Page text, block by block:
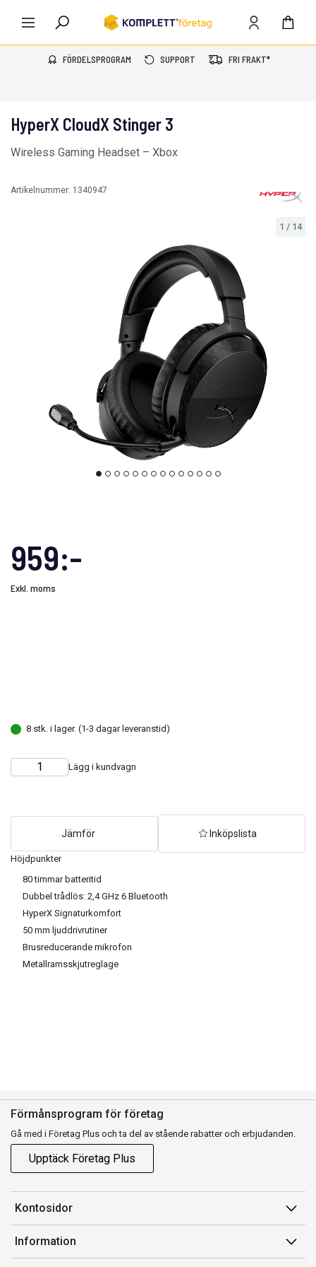
FÖRDELSPROGRAM SUPPORT FRI FRAKT*
1 / 14
Höjdpunkter
80 timmar batteritid
Dubbel trådlös: 2,4 GHz 6 Bluetooth
HyperX Signaturkomfort
50 mm ljuddrivrutiner
Brusreducerande mikrofon
Metallramsskjutreglage
HyperX CloudX Stinger 3
Wireless Gaming Headset – Xbox
Artikelnummer: 1340947
959:-
Exkl. moms
8 stk. i lager. (1-3 dagar leveranstid)
Choose
Quantity Lägg i kundvagn
Jämför Inköpslista
Förmånsprogram för företag
Gå med i Företag Plus och ta del av stående rabatter och erbjudanden.
Upptäck Företag Plus
Kontosidor
Mina sidor
Orderhistorik
Information